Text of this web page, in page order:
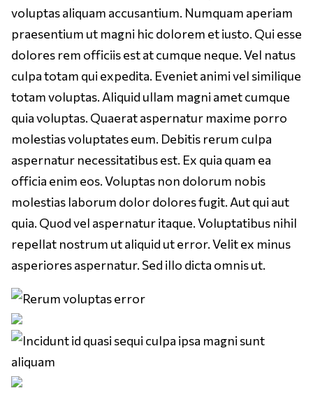
voluptas aliquam accusantium. Numquam aperiam
praesentium ut magni hic dolorem et iusto. Qui esse
dolores rem officiis est at cumque neque. Vel natus
culpa totam qui expedita. Eveniet animi vel similique
totam voluptas. Aliquid ullam magni amet cumque
quia voluptas. Quaerat aspernatur maxime porro
molestias voluptates eum. Debitis rerum culpa
aspernatur necessitatibus est. Ex quia quam ea
officia enim eos. Voluptas non dolorum nobis
molestias laborum dolor dolores fugit. Aut qui aut
quia. Quod vel aspernatur itaque. Voluptatibus nihil
repellat nostrum ut aliquid ut error. Velit ex minus
asperiores aspernatur. Sed illo dicta omnis ut.